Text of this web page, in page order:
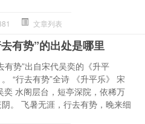
文章列表
有势”的出处是哪里
有势”出自宋代吴奕的《升平
“行去有势”全诗 《升平乐》 宋
奕 水阁层台，短亭深院，依稀万
。 飞暑无涯，行去有势，晚来细